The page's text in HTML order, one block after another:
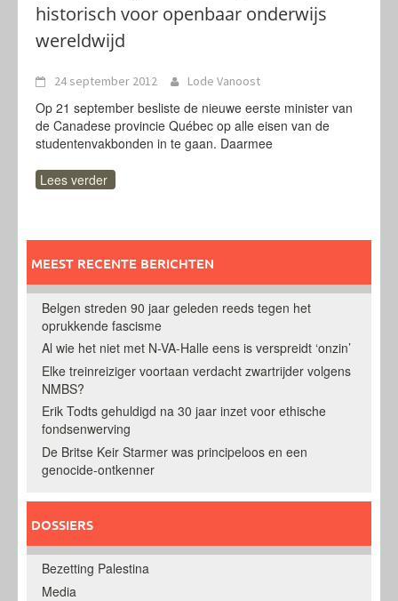
historisch voor openbaar onderwijs
wereldwijd
24 september 2012 Lode Vanoost
Op 21 september besliste de nieuwe eerste minister van
de Canadese provincie Québec op alle eisen van de
studentenvakbonden in te gaan. Daarmee
Lees verder
MEEST RECENTE BERICHTEN
Belgen streden 90 jaar geleden reeds tegen het
oprukkende fascisme
Al wie het niet met N-VA-Halle eens is verspreidt ‘onzin’
Elke treinreiziger voortaan verdacht zwartrijder volgens
NMBS?
Erik Todts gehuldigd na 30 jaar inzet voor ethische
fondsenwerving
De Britse Keir Starmer was principeloos en een
genocide-ontkenner
DOSSIERS
Bezetting Palestina
Media